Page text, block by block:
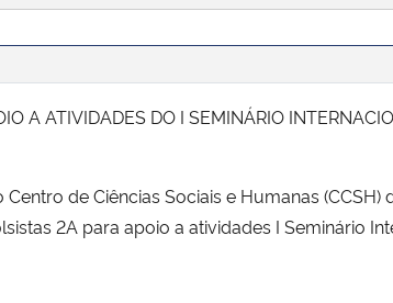
A ATIVIDADES DO I SEMINÁRIO
de Ciências Sociais e Humanas
2A para apoio a atividades I Seminário